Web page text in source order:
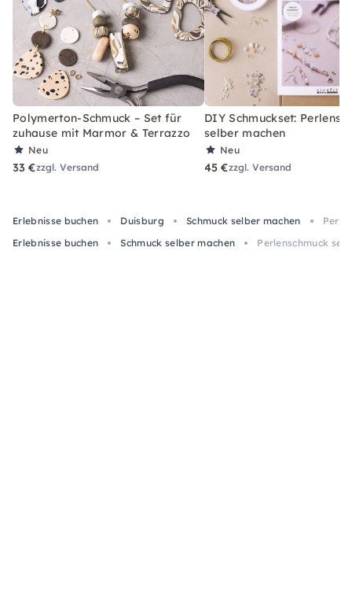
Polymerton-Schmuck – Set für
zuhause mit Marmor & Terrazzo
Neu
33 €zzgl. Versand
DIY Schmuckset:
selber machen
Neu
45 €zzgl. Versand
Erlebnisse buchen Duisburg Schmuck selber machen
Erlebnisse buchen
Schmuck selber machen Perlenschmuck